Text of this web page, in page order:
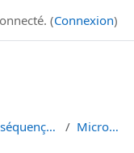
(Connexion)
Analyse de données de séquençage haut débit Microbiome